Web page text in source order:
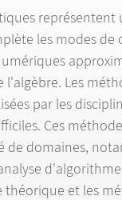
représentent
ète les modes de
ériques
l'algèbre. Les mé
ées par les
Ces mé
de domaines,
théorique et les mé